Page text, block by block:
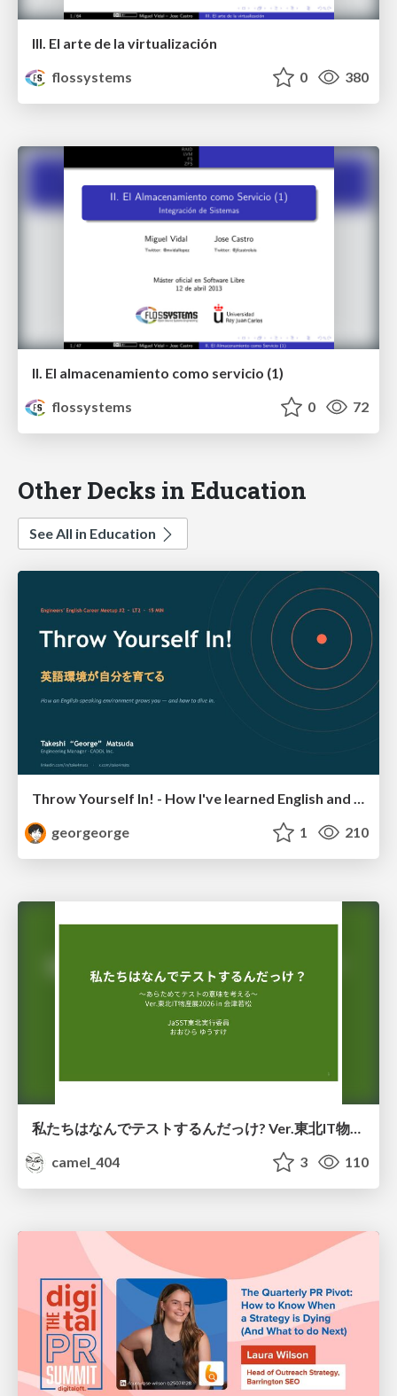
III. El arte de la virtualización
flossystems
0 380
II. El almacenamiento como servicio (1)
flossystems
0 72
Other Decks in Education
See All in Education
georgeorge
1 210
私たちはなんでテストするんだっけ? Ver.東北IT物産展2026 in 会津若松
camel_404
3 110